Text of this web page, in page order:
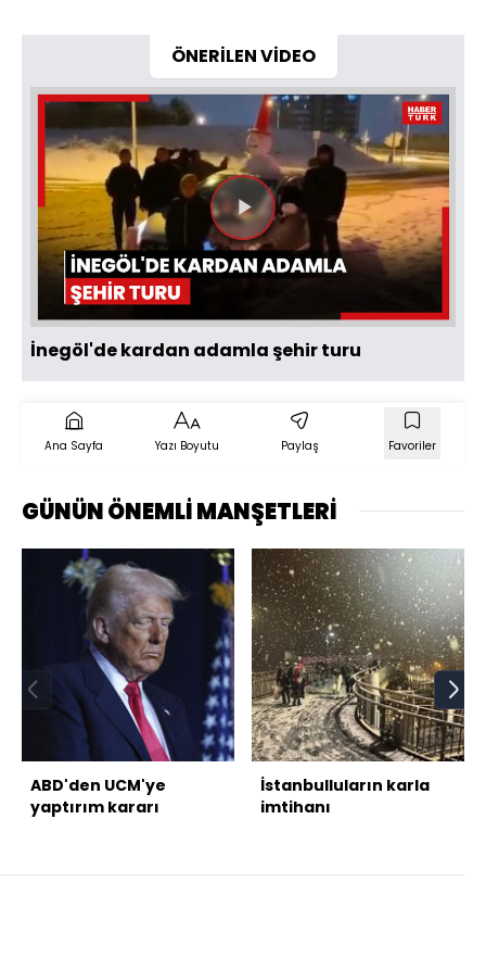
ÖNERİLEN VİDEO
Videoyu
Oynat
İnegöl'de kardan adamla şehir turu
Ana Sayfa Yazı Boyutu Paylaş Favoriler
GÜNÜN ÖNEMLİ MANŞETLERİ
ABD'den UCM'ye
yaptırım kararı
İstanbulluların karla
imtihanı